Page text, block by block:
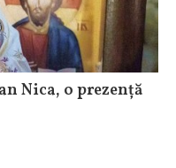
Nica, o prezență